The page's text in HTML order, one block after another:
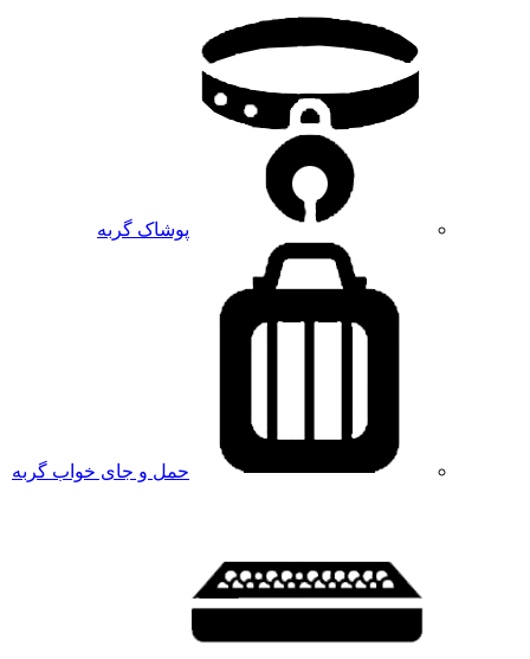
پوشاک گربه
حمل و جای خواب گربه